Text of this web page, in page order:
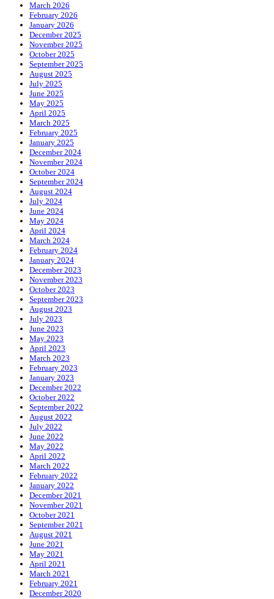
March 2026
February 2026
January 2026
December 2025
November 2025
October 2025
September 2025
August 2025
July 2025
June 2025
May 2025
April 2025
March 2025
February 2025
January 2025
December 2024
November 2024
October 2024
September 2024
August 2024
July 2024
June 2024
May 2024
April 2024
March 2024
February 2024
January 2024
December 2023
November 2023
October 2023
September 2023
August 2023
July 2023
June 2023
May 2023
April 2023
March 2023
February 2023
January 2023
December 2022
October 2022
September 2022
August 2022
July 2022
June 2022
May 2022
April 2022
March 2022
February 2022
January 2022
December 2021
November 2021
October 2021
September 2021
August 2021
June 2021
May 2021
April 2021
March 2021
February 2021
December 2020